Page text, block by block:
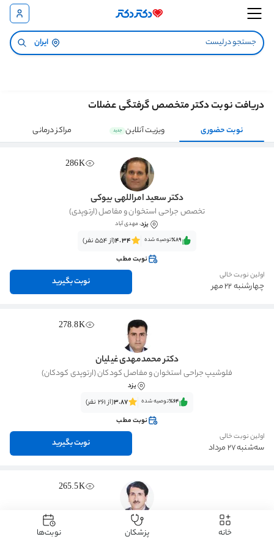
ایران
دریافت نوبت دکتر متخصص گرفتگی عضلات
نوبت حضوری ویزیت آنلاین جدید مراکز درمانی
286K
دکتر سعید امراللهی بیوکی
تخصص جراحی استخوان و مفاصل (ارتوپدی)
یزد، مهدی آباد
٪89‌‌‌توصیه شده 4.34(از 554 نفر)
نوبت مطب
اولین نوبت خالی
چهارشنبه 22 مهر نوبت بگیرید
278.8K
دکتر محمدمهدی غیلیان
فلوشیپ جراحی استخوان و مفاصل کودکان (ارتوپدی کودکان)
یزد
٪64‌‌‌توصیه شده 3.87(از 261 نفر)
نوبت مطب
اولین نوبت خالی
سه‌شنبه 27 مرداد نوبت بگیرید
265.5K
دکتر رحیم محمد تقی نژاد
تخصص جراحی استخوان و مفاصل (ارتوپدی) خانه پزشکان نوبت‌ها